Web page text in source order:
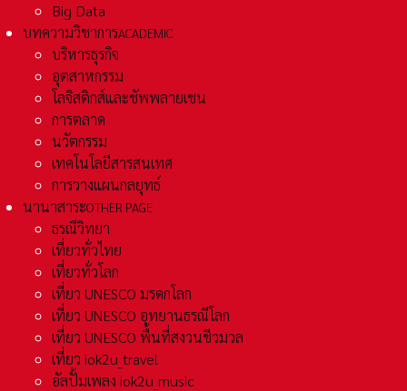
Big Data
บทความวิชาการACADEMIC
บริหารธุรกิจ
อุตสาหกรรม
โลจิสติกส์และชัพพลายเชน
การตลาด
นวัตกรรม
เทคโนโลยีสารสนเทศ
การวางแผนกลยุทธ์
นานาสาระOTHER PAGE
ธรณีวิทยา
เที่ยวทั่วไทย
เที่ยวทั่วโลก
เที่ยว UNESCO มรดกโลก
เที่ยว UNESCO อุทยานธรณีโลก
เที่ยว UNESCO พื้นที่สงวนชีวมวล
เที่ยว iok2u_travel
อัลปั้มเพลง iok2u_music